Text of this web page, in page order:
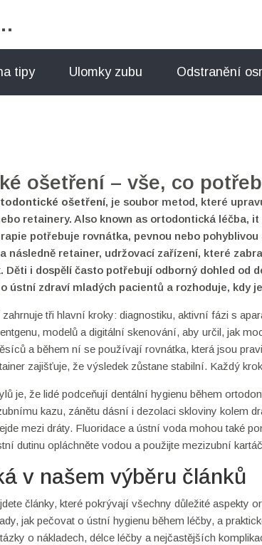
Hygienu
tipy Ulomky zubu Odstranění
ošetření – vše, co
ošetření, je soubor metod, které
retainery. Also known as ortodontická léčba, it
potřebuje rovnátka, pevnou nebo
a následně retainer, udržovací zařízení, které
. Děti i dospělí často potřebují odborný dohled od
ústní zdraví mladých pacientů a rozhoduje, kdy
tři hlavní kroky: diagnostiku, aktivní fázi s
modelů a digitální skenování, aby určil, jak
a během ní se používají rovnátka, která jsou
zajišťuje, že výsledek zůstane stabilní. Každý
je, že lidé podceňují dentální hygienu během
kazu, zánětu dásní i dezolaci skloviny kolem
mezi dráty. Fluoridace a ústní voda mohou také
dutinu opláchněte vodou a použijte mezizubní
v našem výběru článků
články, které pokrývají všechny důležité aspekty
jak pečovat o ústní hygienu během léčby, a
o nákladech, délce léčby a nejčastějších